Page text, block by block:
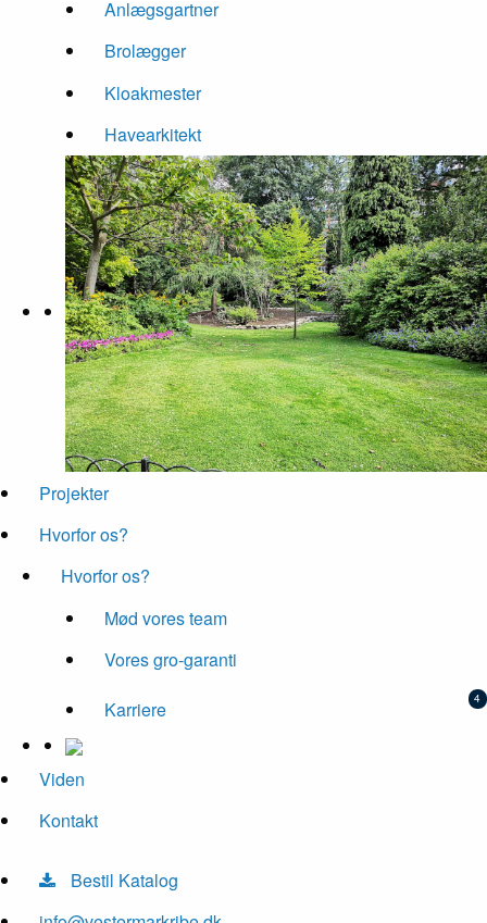
Anlægsgartner
Brolægger
Kloakmester
Havearkitekt
Projekter
Hvorfor os?
Hvorfor os?
Mød vores team
Vores gro-garanti
Karriere
Viden
Kontakt
Bestil Katalog